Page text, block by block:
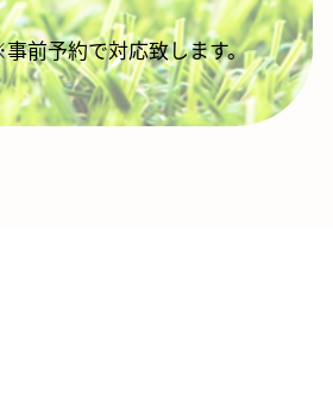
前予約で対応致します。